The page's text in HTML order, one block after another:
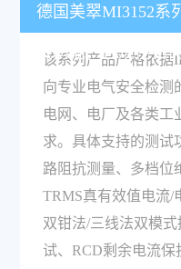
德国美翠MI3152系
试功能，合规性如
该系列产品严格依据
向专业电气安全检测
电网、电厂及各类工
求。具体支持的测试
路阻抗测量、多档位
TRMS真有效值电流/
双钳法/三线法双模
试、RCD剩余电流